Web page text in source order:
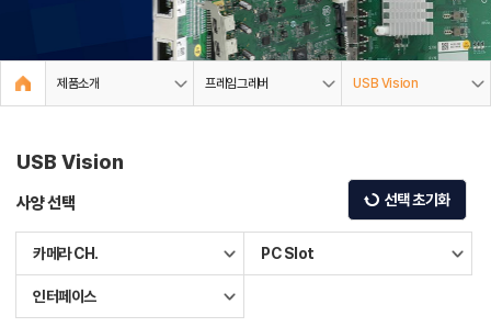
제품소개 프레임그레버 USB Vision
USB Vision
사양 선택 선택 초기화
카메라 CH. PC Slot
인터페이스